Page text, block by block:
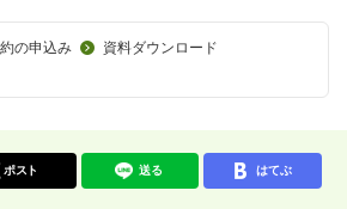
の申込み
資料ダウンロード
ポスト 送る はてぶ